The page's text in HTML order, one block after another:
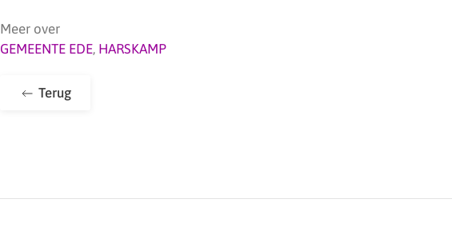
Meer over
GEMEENTE EDE, HARSKAMP
Terug